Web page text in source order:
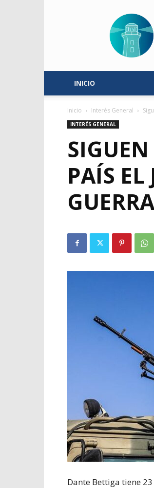
INICIO
Inicio Interés General
INTERÉS GENERAL
PAÍS
Dante Bettiga tiene